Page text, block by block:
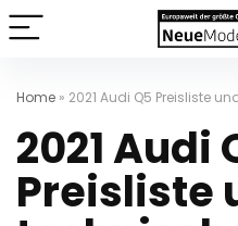
Home » 2021 Audi Q5 Preisliste
2021 Audi
Preisliste